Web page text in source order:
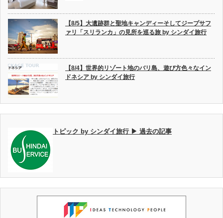
【8/5】大遺跡群と聖地キャンディーそしてジープサフ
ァリ「スリランカ」の見所を巡る旅 by シンダイ旅行
【8/4】世界的リゾート地のバリ島、遊び方色々なイン
ドネシア by シンダイ旅行
トピック by シンダイ旅行 ▶ 過去の記事